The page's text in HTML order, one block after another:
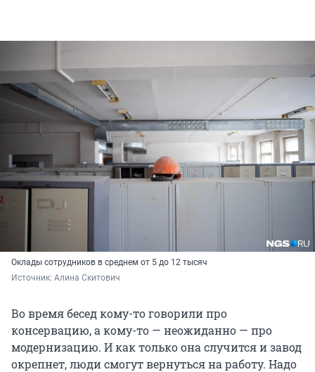
Оклады сотрудников в среднем от 5 до 12 тысяч
Источник: Алина Скитович
Во время бесед кому-то говорили про
консервацию, а кому-то — неожиданно — про
модернизацию. И как только она случится и завод
окрепнет, люди смогут вернуться на работу. Надо